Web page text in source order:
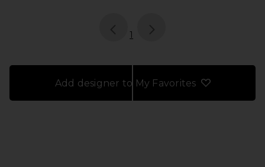
page
1
Add designer to My Favorites